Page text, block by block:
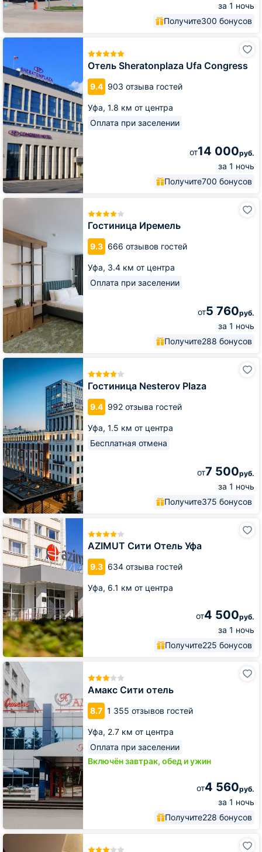
за 1 ночь
Получите300 бонусов
Отель Sheratonplaza Ufa Congress
9.4 903 отзыва гостей
Уфа, 1.8 км от центра
Оплата при заселении
от14 000руб.
за 1 ночь
Получите700 бонусов
Отель
Ufa
Congress
Гостиница Иремель
9.3 666 отзывов гостей
Уфа, 3.4 км от центра
Оплата при заселении
от5 760руб.
за 1 ночь
Получите288 бонусов
Гостиница
Гостиница Nesterov Plaza
9.4 992 отзыва гостей
Уфа, 1.5 км от центра
Бесплатная отмена
от7 500руб.
за 1 ночь
Получите375 бонусов
Гостиница
Plaza
AZIMUT Сити Отель Уфа
9.3 634 отзыва гостей
Уфа, 6.1 км от центра
от4 500руб.
за 1 ночь
Получите225 бонусов
AZIMUT
Сити
Отель
Уфа
Амакс Сити отель
8.7 1 355 отзывов гостей
Уфа, 2.7 км от центра
Оплата при заселении
Включён завтрак, обед и ужин
от4 560руб.
за 1 ночь
Получите228 бонусов
Амакс
Сити
отель
Гостиница
Агидель